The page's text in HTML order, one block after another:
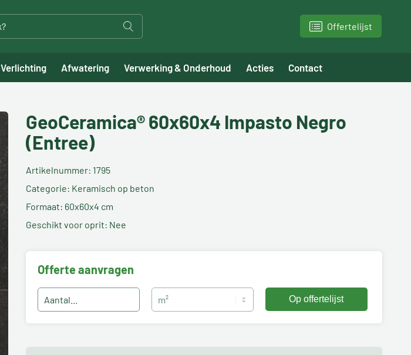
Offertelijst
Verlichting Afwatering Verwerking & Onderhoud Acties Contact
GeoCeramica® 60x60x4 Impasto Negro
(Entree)
Artikelnummer: 1795
Categorie: Keramisch op beton
Formaat: 60x60x4 cm
Geschikt voor oprit: Nee
Offerte aanvragen